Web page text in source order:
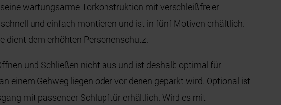
wartungsarme Torkonstruktion mit verschleißfreier
und einfach montieren und ist in fünf Motiven erhältlich.
dient dem erhöhten Personenschutz.
und Schließen nicht aus und ist deshalb optimal für
einem Gehweg liegen oder vor denen geparkt wird. Optional ist
mit passender Schlupftür erhältlich. Wird es mit